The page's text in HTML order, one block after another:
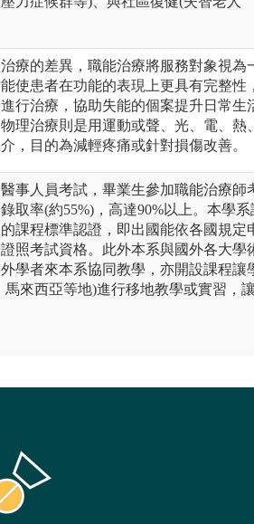
療的差異，職能治療將服務對象視為
使患者在功能的表現上更具有完整性
行治療，協助失能的個案提升日常生
理治療則是用運動或聲、光、電、熱、
，目的為減輕疼痛或針對損傷改善。
事人員考試，畢業生參加職能治療師
取率(約55%)，高達90%以上。本學系
課程標準認證，即出國能依各國規定
照考試資格。此外本系與國外各大學
學者來本系協同教學，亦開設課程讓
來西亞等地)進行移地教學或實習，